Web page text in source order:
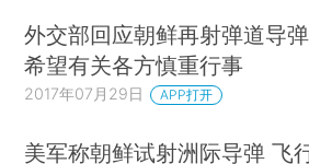
外交部回应朝鲜再射弹道导
希望有关各方慎重行事
2017年07月29日 APP打开
美军称朝鲜试射洲际导弹 飞